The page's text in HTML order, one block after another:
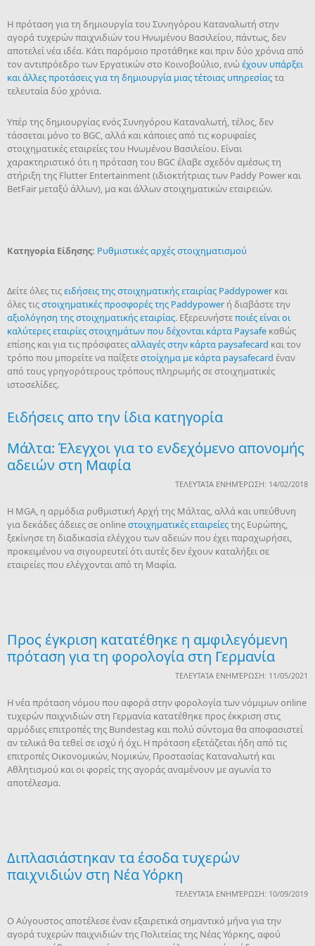
Η πρόταση για τη δημιουργία του Συνηγόρου Καταναλωτή στην
αγορά τυχερών παιχνιδιών του Ηνωμένου Βασιλείου, πάντως, δεν
αποτελεί νέα ιδέα. Κάτι παρόμοιο προτάθηκε και πριν δύο χρόνια από
τον αντιπρόεδρο των Εργατικών στο Κοινοβούλιο, ενώέχουν υπάρξει
και άλλες προτάσεις για τη δημιουργία μιας τέτοιας υπηρεσίαςτα
τελευταία δύο χρόνια.
Υπέρ της δημιουργίας ενός Συνηγόρου Καταναλωτή, τέλος, δεν
τάσσεται μόνο το BGC, αλλά και κάποιες από τις κορυφαίες
στοιχηματικές εταιρείες του Ηνωμένου Βασιλείου. Είναι
χαρακτηριστικό ότι η πρόταση του BGC έλαβε σχεδόν αμέσως τη
στήριξη της Flutter Entertainment (ιδιοκτήτριας των Paddy Power και
BetFair μεταξύ άλλων), μα και άλλων στοιχηματικών εταιρειών.
Κατηγορία Είδησης: Ρυθμιστικές αρχές στοιχηματισμού
Δείτε όλες τιςειδήσεις της στοιχηματικής εταιρίας Paddypower και
όλες τιςστοιχηματικές προσφορές της Paddypower ή διαβάστε την
αξιολόγηση της στοιχηματικής εταιρίας. Εξερευνήστεποιές είναι οι
καλύτερες εταιρίες στοιχημάτων που δέχονται κάρτα Paysafe καθώς
επίσης και για τις πρόσφατεςαλλαγές στην κάρτα paysafecard και τον
τρόπο που μπορείτε να παίξετεστοίχημα με κάρτα paysafecard έναν
από τους γρηγορότερους τρόπους πληρωμής σε στοιχηματικές
ιστοσελίδες.
Ειδήσεις απο την ίδια κατηγορία
Μάλτα: Έλεγχοι για το ενδεχόμενο απονομής
αδειών στη Μαφία
ΤΕΛΕΥΤΑΊΑ ΕΝΗΜΈΡΩΣΗ: 14/02/2018
Η MGA, η αρμόδια ρυθμιστική Αρχή της Μάλτας, αλλά και υπεύθυνη
για δεκάδες άδειες σε onlineστοιχηματικές εταιρείεςτης Ευρώπης,
ξεκίνησε τη διαδικασία ελέγχου των αδειών που έχει παραχωρήσει,
προκειμένου να σιγουρευτεί ότι αυτές δεν έχουν καταλήξει σε
εταιρείες που ελέγχονται από τη Μαφία.
Προς έγκριση κατατέθηκε η αμφιλεγόμενη
πρόταση για τη φορολογία στη Γερμανία
ΤΕΛΕΥΤΑΊΑ ΕΝΗΜΈΡΩΣΗ: 11/05/2021
Η νέα πρόταση νόμου που αφορά στην φορολογία των νόμιμων online
τυχερών παιχνιδιών στη Γερμανία κατατέθηκε προς έκκριση στις
αρμόδιες επιτροπές της Bundestag και πολύ σύντομα θα αποφασιστεί
αν τελικά θα τεθεί σε ισχύ ή όχι. Η πρόταση εξετάζεται ήδη από τις
επιτροπές Οικονομικών, Νομικών, Προστασίας Καταναλωτή και
Αθλητισμού και οι φορείς της αγοράς αναμένουν με αγωνία το
αποτέλεσμα.
Διπλασιάστηκαν τα έσοδα τυχερών
παιχνιδιών στη Νέα Υόρκη
ΤΕΛΕΥΤΑΊΑ ΕΝΗΜΈΡΩΣΗ: 10/09/2019
Ο Αύγουστος αποτέλεσε έναν εξαιρετικά σημαντικό μήνα για την
αγορά τυχερών παιχνιδιών της Πολιτείας της Νέας Υόρκης, αφού